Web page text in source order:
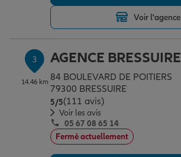
Garantie des accidents de la vie
Assurance scolaire
Protection juridique
Voir l'agence
3
14.46 km
AGENCE BRESSUIRE
84 BOULEVARD DE POITIERS
79300 BRESSUIRE
5/5Note de 5 sur 5
(111 avis)
Voir les avis
05 67 08 65 14
Fermé actuellement